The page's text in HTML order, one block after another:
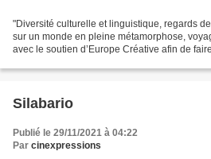
"Diversité culturelle et linguistique, regards
sur un monde en pleine métamorphose,
avec le soutien d’Europe Créative afin de
Silabario
Publié le 29/11/2021 à 04:22
Par cinexpressions